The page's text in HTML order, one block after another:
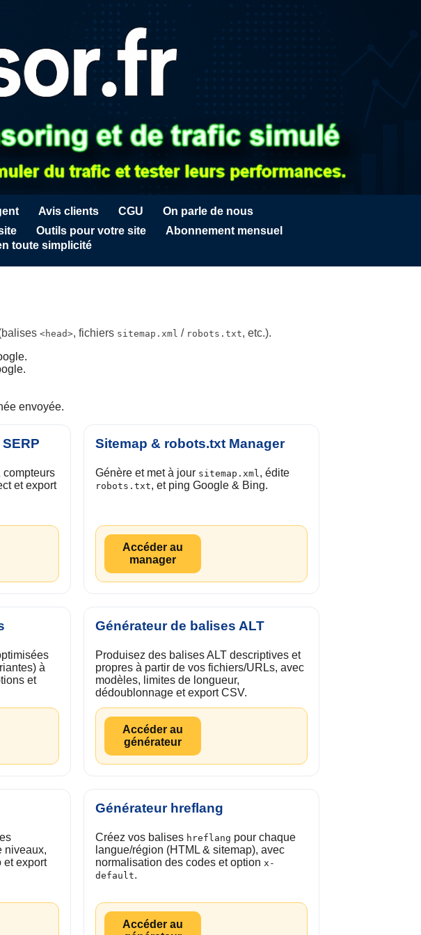
Avis clients CGU
On parle de nous
Outils pour votre site
Abonnement mensuel
toute simplicité
<head>, fichiers sitemap.xml / robots.txt, etc.).
envoyée.
compteurs
et export
Sitemap & robots.txt Manager
Génère et met à jour sitemap.xml, édite
robots.txt, et ping Google & Bing.
Accéder au
manager
à
et
Générateur de balises ALT
Produisez des balises ALT descriptives et
propres à partir de vos fichiers/URLs, avec
modèles, limites de longueur,
dédoublonnage et export CSV.
Accéder au
générateur
niveaux,
et export
Générateur hreflang
Créez vos balises hreflang pour chaque
langue/région (HTML & sitemap), avec
normalisation des codes et option x-
default.
Accéder au